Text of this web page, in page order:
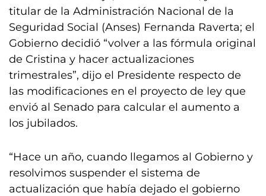
titular de la Administración Nacional de la
Seguridad Social (Anses) Fernanda Raverta; el
Gobierno decidió “volver a las fórmula original
de Cristina y hacer actualizaciones
trimestrales”, dijo el Presidente respecto de
las modificaciones en el proyecto de ley que
envió al Senado para calcular el aumento a
los jubilados.
“Hace un año, cuando llegamos al Gobierno y
resolvimos suspender el sistema de
actualización que había dejado el gobierno